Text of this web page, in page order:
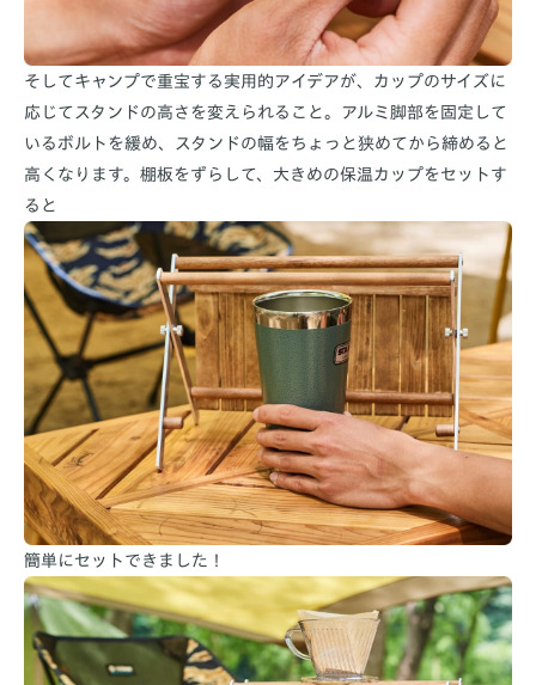
そしてキャンプで重宝する実用的アイデアが、カップのサイズに
応じてスタンドの高さを変えられること。アルミ脚部を固定して
いるボルトを緩め、スタンドの幅をちょっと狭めてから締めると
高くなります。棚板をずらして、大きめの保温カップをセットす
ると
簡単にセットできました！